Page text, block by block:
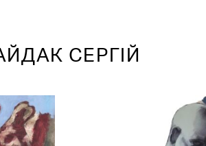
СЕРГІЙ